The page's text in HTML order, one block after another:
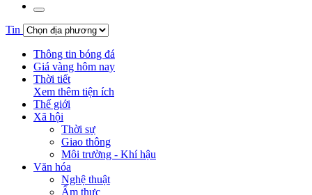
Tin
Thông tin bóng đá
Giá vàng hôm nay
Thời tiết
Xem thêm tiện ích
Thế giới
Xã hội
Thời sự
Giao thông
Môi trường - Khí hậu
Văn hóa
Nghệ thuật
Ẩm thực